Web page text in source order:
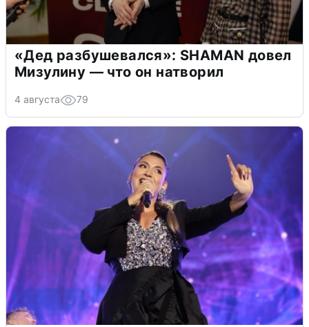
«Дед разбушевался»: SHAMAN довел
Мизулину — что он натворил
4 августа 79